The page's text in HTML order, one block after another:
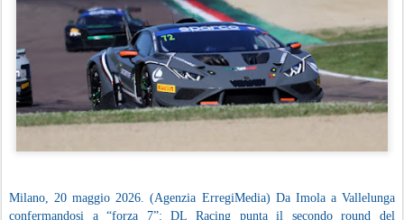
Milano, 20 maggio 2026. (Agenzia ErregiMedia) Da Imola a Vallelunga
confermandosi a “forza 7”: DL Racing punta il secondo round del